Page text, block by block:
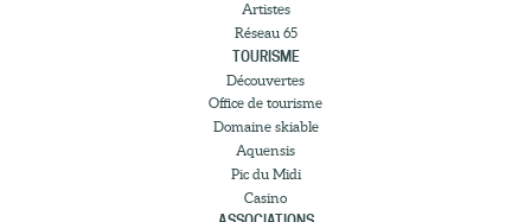
Artistes
Réseau 65
TOURISME
Découvertes
Office de tourisme
Domaine skiable
Aquensis
Pic du Midi
Casino